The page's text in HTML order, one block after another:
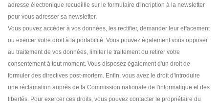
adresse électronique recueillie sur le formulaire d'incription à la newsletter
pour vous adresser sa newsletter.
Vous pouvez accéder à vos données, les rectifier, demander leur effacement
ou exercer votre droit à la portabilité. Vous pouvez également vous opposer
au traitement de vos données, limiter le traitement ou retirer votre
consentement à tout moment. Vous disposez également d'un droit de
formuler des directives post-mortem. Enfin, vous avez le droit d'introduire
une réclamation auprès de la Commission nationale de l'informatique et des
libertés. Pour exercer ces droits, vous pouvez contacter le propriétaire du